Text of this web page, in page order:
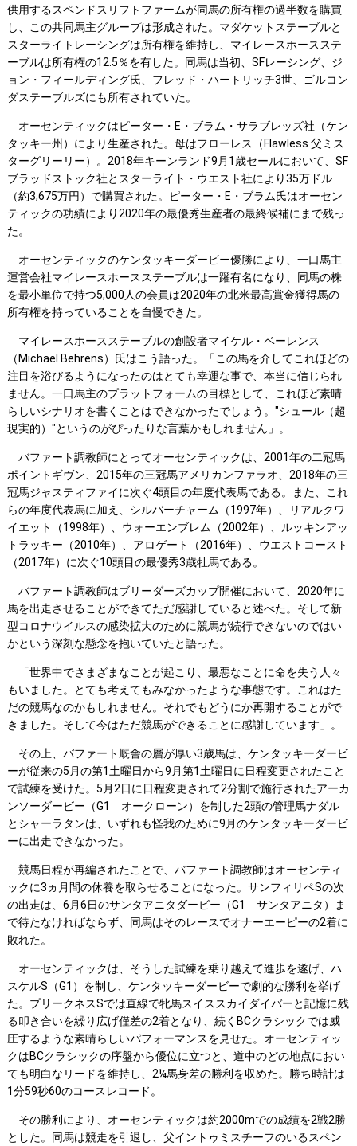
供用するスペンドスリフトファームが同馬の所有権の過半数を購買
し、この共同馬主グループは形成された。マダケットステーブルと
スターライトレーシングは所有権を維持し、マイレースホースステ
ーブルは所有権の12.5％を有した。同馬は当初、SFレーシング、ジ
ョン・フィールディング氏、フレッド・ハートリッチ3世、ゴルコン
ダステーブルズにも所有されていた。
オーセンティックはピーター・E・ブラム・サラブレッズ社（ケン
タッキー州）により生産された。母はフローレス（Flawless 父ミス
ターグリーリー）。2018年キーンランド9月1歳セールにおいて、SF
ブラッドストック社とスターライト・ウエスト社により35万ドル
（約3,675万円）で購買された。ピーター・E・ブラム氏はオーセン
ティックの功績により2020年の最優秀生産者の最終候補にまで残っ
た。
オーセンティックのケンタッキーダービー優勝により、一口馬主
運営会社マイレースホースステーブルは一躍有名になり、同馬の株
を最小単位で持つ5,000人の会員は2020年の北米最高賞金獲得馬の
所有権を持っていることを自慢できた。
マイレースホースステーブルの創設者マイケル・ベーレンス
（Michael Behrens）氏はこう語った。「この馬を介してこれほどの
注目を浴びるようになったのはとても幸運な事で、本当に信じられ
ません。一口馬主のプラットフォームの目標として、これほど素晴
らしいシナリオを書くことはできなかったでしょう。"シュール（超
現実的）"というのがぴったりな言葉かもしれません」。
バファート調教師にとってオーセンティックは、2001年の二冠馬
ポイントギヴン、2015年の三冠馬アメリカンファラオ、2018年の三
冠馬ジャスティファイに次ぐ4頭目の年度代表馬である。また、これ
らの年度代表馬に加え、シルバーチャーム（1997年）、リアルクワ
イエット（1998年）、ウォーエンブレム（2002年）、ルッキンアッ
トラッキー（2010年）、アロゲート（2016年）、ウエストコースト
（2017年）に次ぐ10頭目の最優秀3歳牡馬である。
バファート調教師はブリーダーズカップ開催において、2020年に
馬を出走させることができてただ感謝していると述べた。そして新
型コロナウイルスの感染拡大のために競馬が続行できないのではい
かという深刻な懸念を抱いていたと語った。
「世界中でさまざまなことが起こり、最悪なことに命を失う人々
もいました。とても考えてもみなかったような事態です。これはた
だの競馬なのかもしれません。それでもどうにか再開することがで
きました。そして今はただ競馬ができることに感謝しています」。
その上、バファート厩舎の層が厚い3歳馬は、ケンタッキーダービ
ーが従来の5月の第1土曜日から9月第1土曜日に日程変更されたこと
で試練を受けた。5月2日に日程変更されて2分割で施行されたアーカ
ンソーダービー（G1 オークローン）を制した2頭の管理馬ナダル
とシャーラタンは、いずれも怪我のために9月のケンタッキーダービ
ーに出走できなかった。
競馬日程が再編されたことで、バファート調教師はオーセンティ
ックに3ヵ月間の休養を取らせることになった。サンフィリペSの次
の出走は、6月6日のサンタアニタダービー（G1 サンタアニタ）ま
で待たなければならず、同馬はそのレースでオナーエーピーの2着に
敗れた。
オーセンティックは、そうした試練を乗り越えて進歩を遂げ、ハ
スケルS（G1）を制し、ケンタッキーダービーで劇的な勝利を挙げ
た。プリークネスSでは直線で牝馬スイススカイダイバーと記憶に残
る叩き合いを繰り広げ僅差の2着となり、続くBCクラシックでは威
圧するような素晴らしいパフォーマンスを見せた。オーセンティッ
クはBCクラシックの序盤から優位に立つと、道中のどの地点におい
ても明白なリードを維持し、2¼馬身差の勝利を収めた。勝ち時計は
1分59秒60のコースレコード。
その勝利により、オーセンティックは約2000mでの成績を2戦2勝
とした。同馬は競走を引退し、父イントゥミスチーフのいるスペン